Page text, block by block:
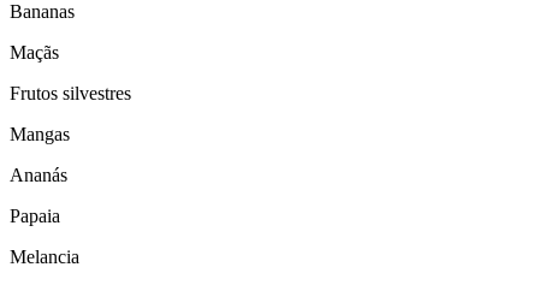
Bananas
Maçãs
Frutos silvestres
Mangas
Ananás
Papaia
Melancia